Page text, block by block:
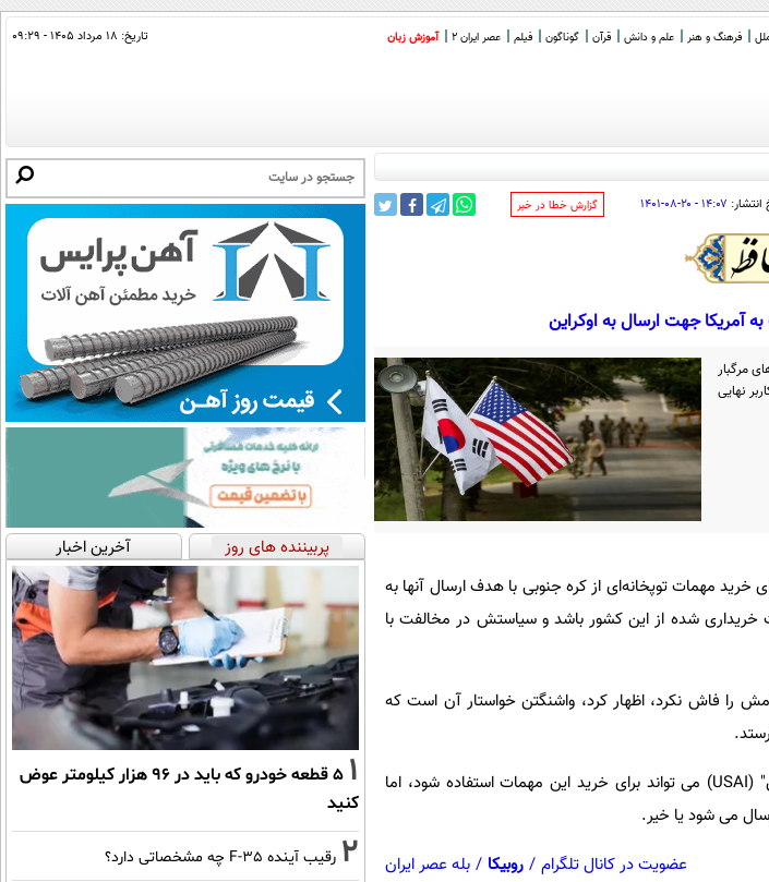
فرهنگ و هنر علم و دانش قرآن گوناگون فیلم عصر ایران 2 آموزش زبان تاریخ: ۱۸ مرداد ۱۴۰۵ - ۰۹:۲۹
انتشار: ۱۴:۰۷ - ۲۰-۰۸-۱۴۰۱ ‌گزارش خطا در خبر
آمریکا جهت ارسال به اوکراین
مرگبار
نهایی
مهمات توپخانه‌ای از کره جنوبی با هدف ارسال آنها به
خریداری شده از این کشور باشد و سیاستش در مخالفت با
را فاش نکرد، اظهار کرد، واشنگتن خواستار آن است که
این مقام گفت، بودجه برگرفته شده از "ابتکار کمک امنیتی اوکراین" (USAI) می تواند برای خرید این مهمات استفاده شود، اما
می شود یا خیر.
عضویت در کانال تلگرام / روبیکا / بله عصر ایران
پربیننده های روز آخرین اخبار
1
۵ قطعه خودرو که باید در ۹۶ هزار کیلومتر عوض
کنید
2 رقیب آینده F-35 چه مشخصاتی دارد؟